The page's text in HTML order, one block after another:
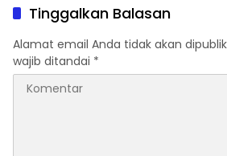
Tinggalkan Balasan
Alamat email Anda tidak akan
wajib ditandai *